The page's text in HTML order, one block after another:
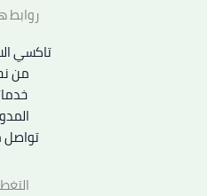
روابط
تاكسي
من
تواصل